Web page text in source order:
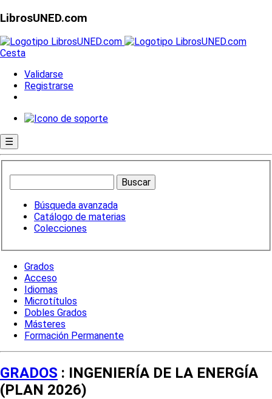
LibrosUNED.com
Cesta
Validarse
Registrarse
☰
Búsqueda avanzada
Catálogo de materias
Colecciones
Grados
Acceso
Idiomas
Microtítulos
Dobles Grados
Másteres
Formación Permanente
GRADOS : INGENIERÍA DE LA ENERGÍA
(PLAN 2026)